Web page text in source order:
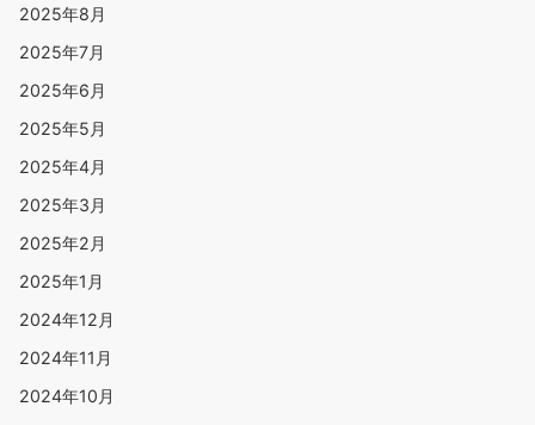
2025年8月
2025年7月
2025年6月
2025年5月
2025年4月
2025年3月
2025年2月
2025年1月
2024年12月
2024年11月
2024年10月